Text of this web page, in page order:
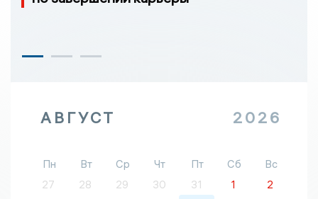
АВГУСТ 2026
Пн Вт Ср Чт Пт Сб
Вс
27
28 29 30 31 1
2